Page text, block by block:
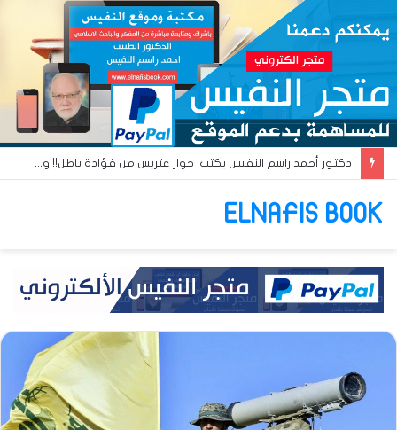
دكتور أحمد راسم النفيس يكتب: جواز عتريس من فؤادة باطل!! وجواز براقش من حُنين فاشل!!
ELNAFIS BOOK